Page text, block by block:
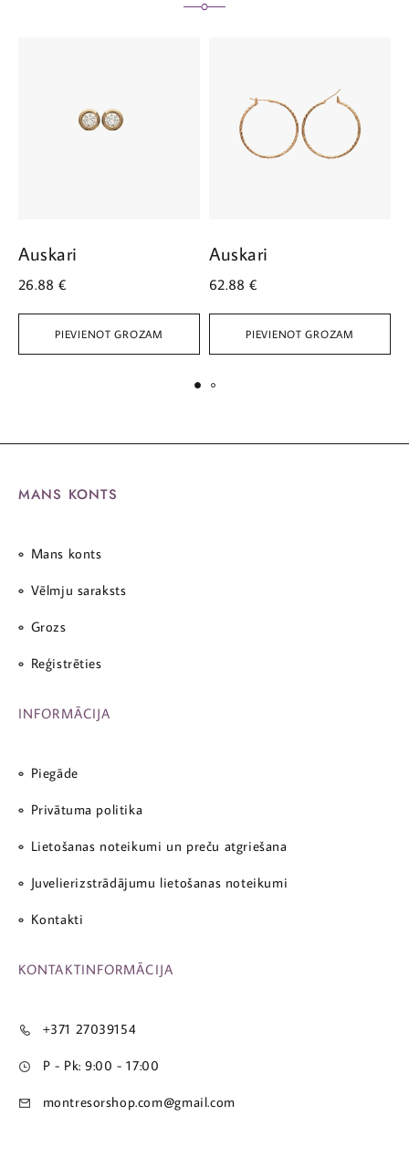
PIEVIENOT GROZAM
Auskari
26.88 €
PIEVIENOT GROZAM
Auskari
62.88 €
MANS KONTS
Mans konts
Vēlmju saraksts
Grozs
Reģistrēties
INFORMĀCIJA
Piegāde
Privātuma politika
Lietošanas noteikumi un preču atgriešana
Juvelierizstrādājumu lietošanas noteikumi
Kontakti
KONTAKTINFORMĀCIJA
+371 27039154
P - Pk: 9:00 - 17:00
montresorshop.com@gmail.com